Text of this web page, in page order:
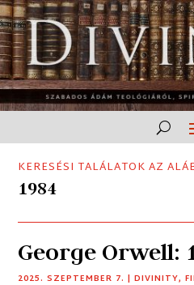
KERESÉSI TALÁLATOK AZ
1984
George Orwell:
2025. SZEPTEMBER 7. |DIVINITY,